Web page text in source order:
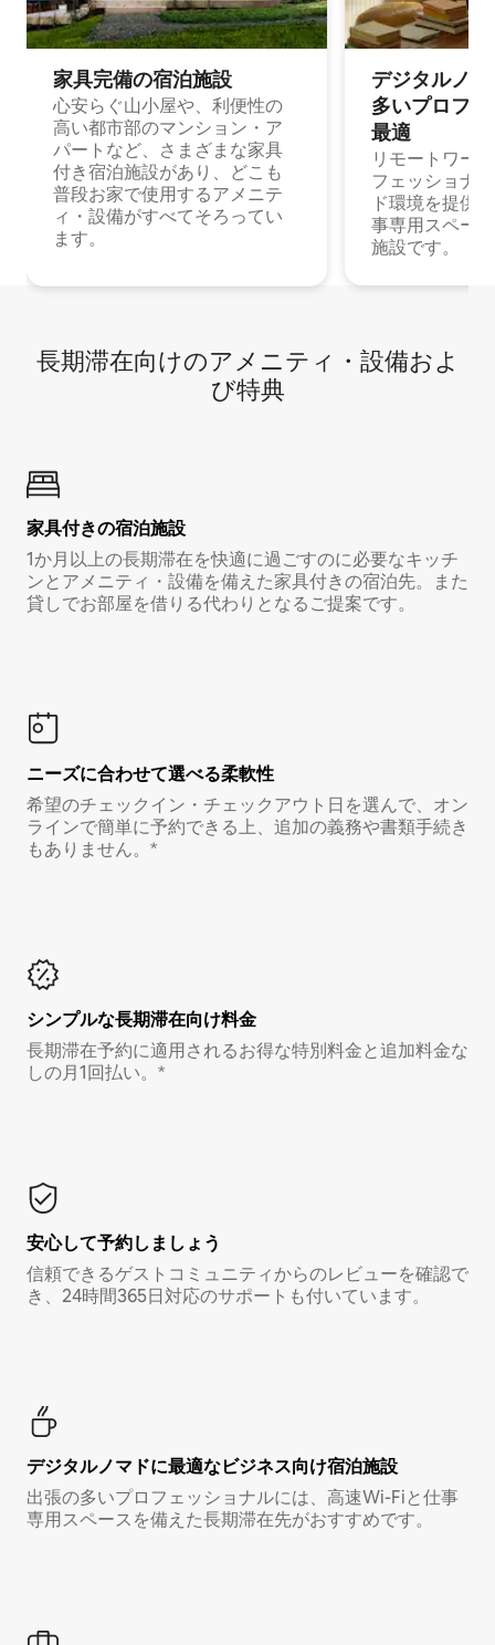
家具完備の宿⁠泊⁠施⁠設
心安らぐ山小屋や、利便性の
高い都市部のマンション・ア
パートなど、さまざまな家具
付き宿泊施設があり、どこも
普段お家で使用するアメニテ
ィ・設備がすべてそろってい
ます。
デジタルノ
多⁠いプ⁠ロ⁠フ⁠
最⁠適
リモートワー
フェッショナ
ド環境を提供
事専用スペー
施設です。
長期滞在向け⁠のア⁠メ⁠ニ⁠テ⁠ィ⁠・設⁠備⁠およ
び特⁠典
家具付き⁠の宿⁠泊⁠施⁠設
1か月以上の長期滞在を快適に過ごすのに必要なキッチ
ンとアメニティ・設備を備えた家具付きの宿泊先。また
貸しでお部屋を借りる代わりとなるご提案です。
ニーズに合わせて選べる柔軟性
希望のチェックイン・チェックアウト日を選んで、オン
ラインで簡単に予約できる上、追加の義務や書類手続き
もありません。*
シンプルな長期滞在向け料金
長期滞在予約に適用されるお得な特別料金と追加料金な
しの月1回払い。*
安心して予約しましょう
信頼できるゲストコミュニティからのレビューを確認で
き、24時間365日対応のサポートも付いています。
デジタルノマド⁠に最⁠適⁠なビ⁠ジ⁠ネ⁠ス⁠向⁠け宿⁠泊⁠施⁠設
出張の多いプロフェッショナルには、高速Wi-Fiと仕事
専用スペースを備えた長期滞在先がおすすめです。